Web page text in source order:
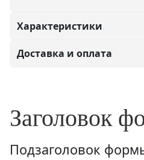
Характеристики
Доставка и оплата
Заголовок
Подзаголовок